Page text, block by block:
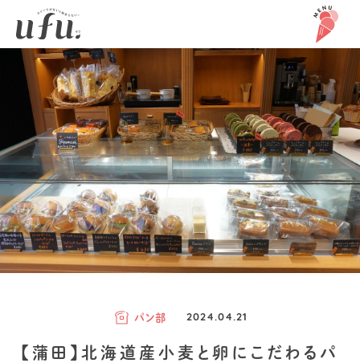
パン部 2024.04.21
【蒲田】北海道産小麦と卵にこだわるパ